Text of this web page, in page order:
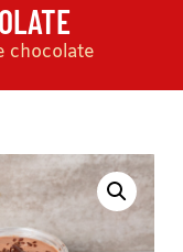
chocolate